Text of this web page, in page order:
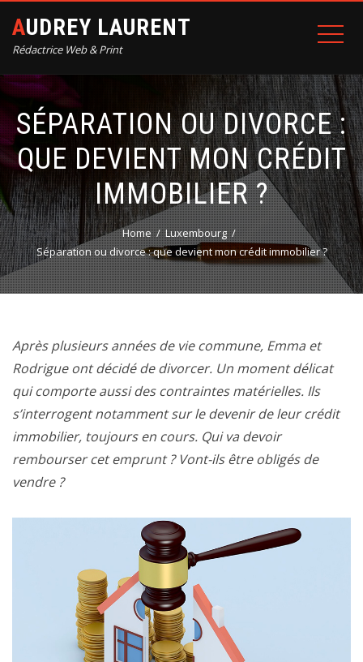
AUDREY LAURENT
Rédactrice Web & Print
SÉPARATION OU DIVORCE :
QUE DEVIENT MON CRÉDIT
IMMOBILIER ?
Home
Luxembourg
Séparation ou divorce : que devient mon crédit immobilier ?
Après plusieurs années de vie commune, Emma et
Rodrigue ont décidé de divorcer. Un moment délicat
qui comporte aussi des contraintes matérielles. Ils
s’interrogent notamment sur le devenir de leur crédit
immobilier, toujours en cours. Qui va devoir
rembourser cet emprunt ? Vont-ils être obligés de
vendre ?